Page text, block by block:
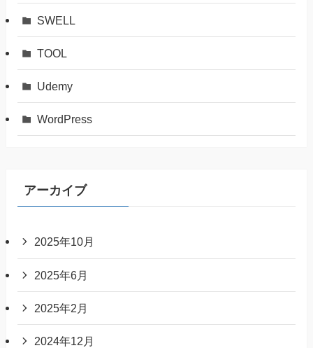
SWELL
TOOL
Udemy
WordPress
アーカイブ
2025年10月
2025年6月
2025年2月
2024年12月